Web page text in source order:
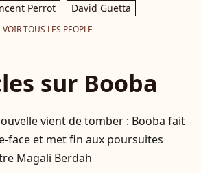
Perrot David Guetta
VOIR TOUS LES PEOPLE
sur Booba
vient de tomber : Booba fait
face et met fin aux poursuites
Magali Berdah